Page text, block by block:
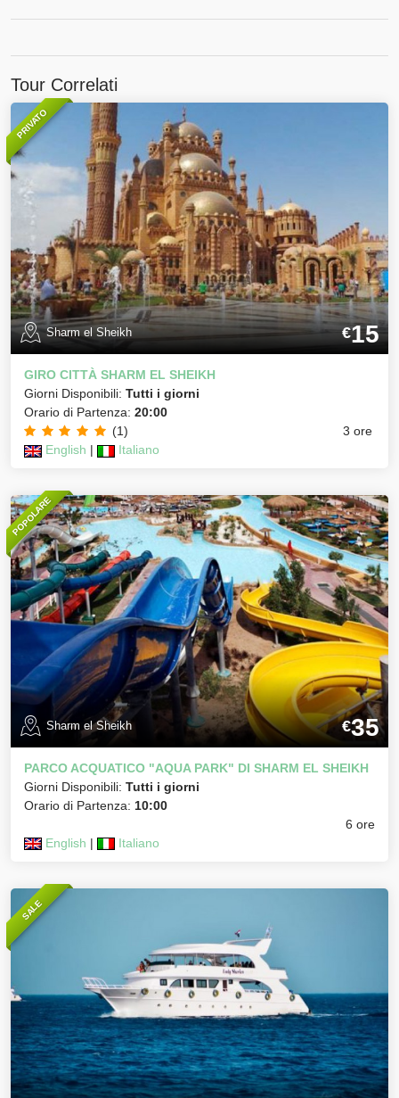
Tour Correlati
PRIVATO
Sharm el Sheikh €15
GIRO CITTÀ SHARM EL SHEIKH
Giorni Disponibili: Tutti i giorni
Orario di Partenza: 20:00
(1)
3 ore
English | Italiano
POPOLARE
Sharm el Sheikh €35
PARCO ACQUATICO "AQUA PARK" DI SHARM EL SHEIKH
Giorni Disponibili: Tutti i giorni
Orario di Partenza: 10:00
6 ore
English | Italiano
SALE